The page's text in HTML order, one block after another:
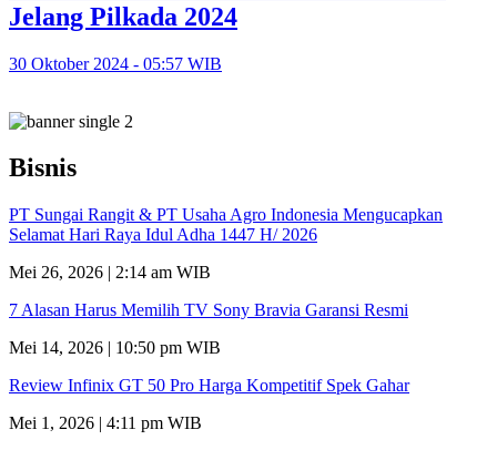
Jelang Pilkada 2024
30 Oktober 2024 - 05:57 WIB
Bisnis
PT Sungai Rangit & PT Usaha Agro Indonesia Mengucapkan
Selamat Hari Raya Idul Adha 1447 H/ 2026
Mei 26, 2026 | 2:14 am WIB
7 Alasan Harus Memilih TV Sony Bravia Garansi Resmi
Mei 14, 2026 | 10:50 pm WIB
Review Infinix GT 50 Pro Harga Kompetitif Spek Gahar
Mei 1, 2026 | 4:11 pm WIB